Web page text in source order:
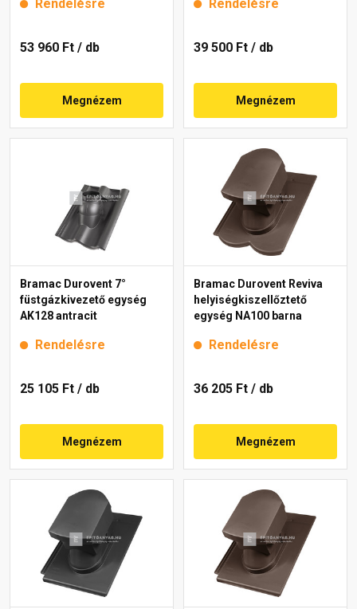
Rendelésre
53 960 Ft / db
Megnézem
Rendelésre
39 500 Ft / db
Megnézem
Bramac Durovent 7°
füstgázkivezető egység
AK128 antracit
Rendelésre
25 105 Ft / db
Megnézem
Bramac Durovent Reviva
helyiségkiszellőztető
egység NA100 barna
Rendelésre
36 205 Ft / db
Megnézem